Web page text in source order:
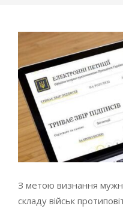
З метою визнання
складу військ